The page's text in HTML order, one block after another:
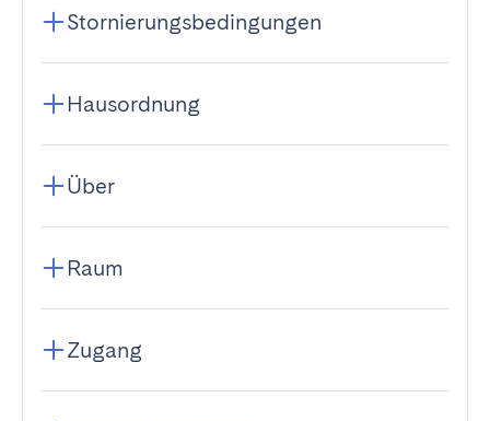
Stornierungsbedingungen
Hausordnung
Über
Raum
Zugang